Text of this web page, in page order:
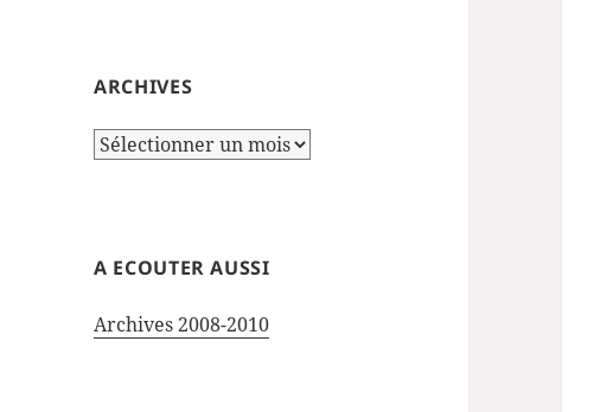
ARCHIVES
Archives
A ECOUTER AUSSI
Archives 2008-2010